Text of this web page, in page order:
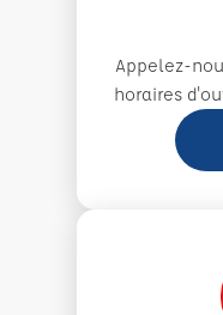
Appelez-
horaires